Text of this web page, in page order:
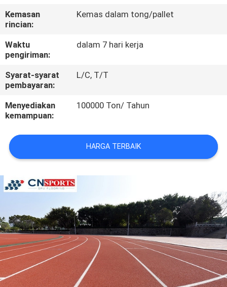
HUBUNGI
KAMI
PERMINTAAN
PENAWARAN
SITEMAP
PRIVACY
POLICY
Kemasan
rincian:
Kemas dalam tong/pallet
Waktu
pengiriman:
dalam 7 hari kerja
Syarat-syarat
pembayaran:
L/C, T/T
Menyediakan
kemampuan:
100000 Ton/ Tahun
HARGA TERBAIK